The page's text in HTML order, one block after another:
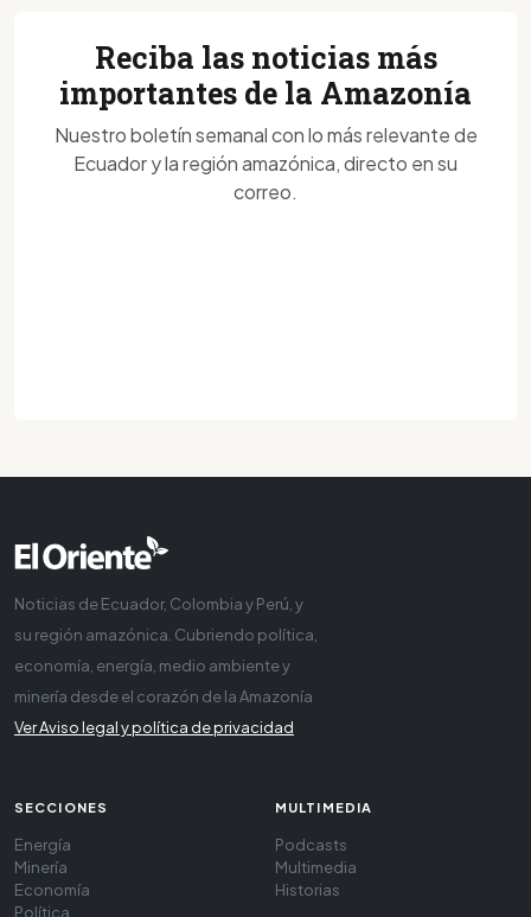
Reciba las noticias más
importantes de la Amazonía
Nuestro boletín semanal con lo más relevante de
Ecuador y la región amazónica, directo en su
correo.
Noticias de Ecuador, Colombia y Perú, y
su región amazónica. Cubriendo política,
economía, energía, medio ambiente y
minería desde el corazón de la Amazonía
Ver Aviso legal y política de privacidad
SECCIONES
Energía
Minería
Economía
Política
MULTIMEDIA
Podcasts
Multimedia
Historias